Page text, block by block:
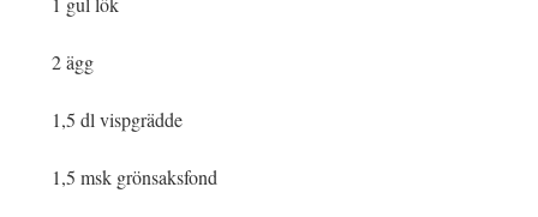
2 ägg
1,5 dl vispgrädde
1,5 msk grönsaksfond